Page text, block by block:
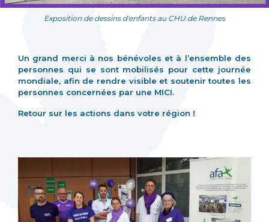
Exposition de dessins d'enfants au CHU de Rennes
Un grand merci à nos bénévoles et à l’ensemble des
personnes qui se sont mobilisés pour cette journée
mondiale, afin de rendre visible et soutenir toutes les
personnes concernées par une MICI.
Retour sur les actions dans votre région !